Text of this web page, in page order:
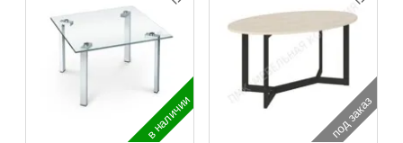
в наличии под заказ